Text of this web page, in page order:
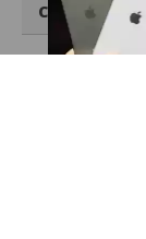
COMMENTS